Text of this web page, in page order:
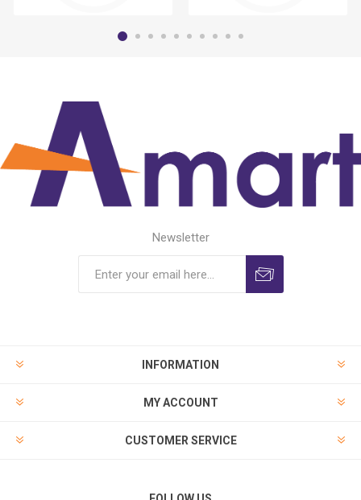
Newsletter
INFORMATION
MY ACCOUNT
CUSTOMER SERVICE